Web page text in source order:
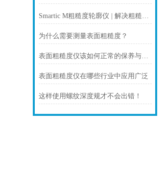
Smartic M粗糙度轮廓仪 | 解决粗糙度测量难题，轻松应对狭窄异形工件！
为什么需要测量表面粗糙度？
表面粗糙度仪该如何正常的保养与维护？
表面粗糙度仪在哪些行业中应用广泛
这样使用螺纹深度规才不会出错！